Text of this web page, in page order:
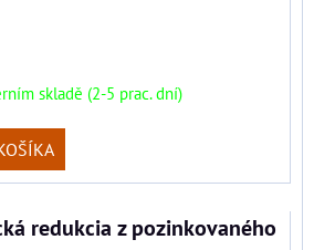
skladě (2-5 prac. dní)
redukcia z pozinkovaného